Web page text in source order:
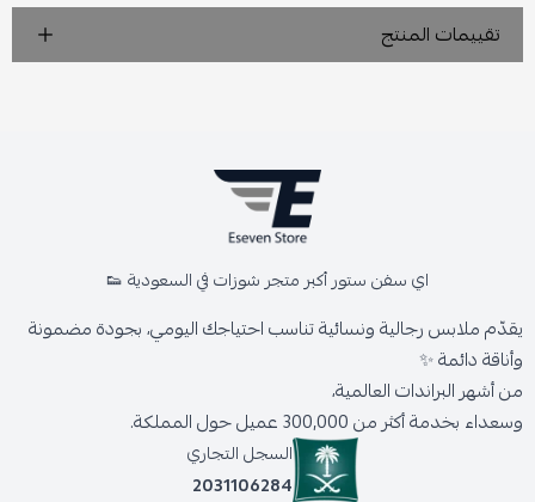
تقييمات المنتج
اي سفن ستور أكبر متجر شوزات في السعودية 👟
يقدّم ملابس رجالية ونسائية تناسب احتياجك اليومي، بجودة مضمونة
وأناقة دائمة ✨
من أشهر البراندات العالمية،
وسعداء بخدمة أكثر من 300,000 عميل حول المملكة.
السجل التجاري
2031106284